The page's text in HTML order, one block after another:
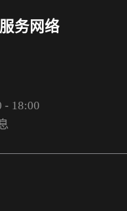
务网络
- 18:00